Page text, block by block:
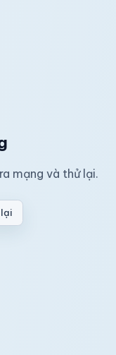
mạng và thử lại.